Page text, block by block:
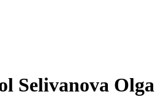
Selivanova Olga